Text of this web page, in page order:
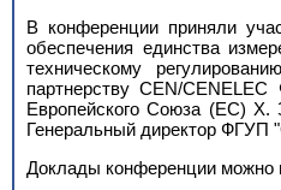
В конференции приняли
обеспечения единства
техническому
партнерству CEN/
Европейского Союза (ЕС) Х.
Генеральный директор ФГУП
Доклады конференции можно